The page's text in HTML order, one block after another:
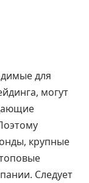
для
могут
крупные
Следует